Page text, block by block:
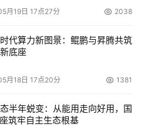
、渐进式奖励等关键技术，可
跳的复杂问答、生成万字以上
工作效率。
验室主任王云鹤
月19日 17点27分 2038
代算力新图景：鲲鹏与昇腾共筑
底座
月18日 17点20分 1381
半年蜕变：从能用走向好用，国
筑牢自主生态根基